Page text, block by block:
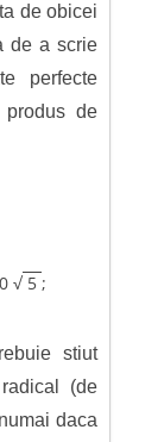
de obicei
de a scrie
perfecte
produs de
√ 5 ;
stiut
(de
daca